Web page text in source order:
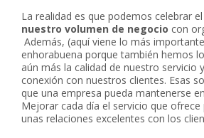
La realidad es que podemos celebrar el
nuestro volumen de negocio con
Además, (aquí viene lo más
enhorabuena porque también hemos
aún más la calidad de nuestro servicio
conexión con nuestros clientes. Esas
que una empresa pueda mantenerse
Mejorar cada día el servicio que ofrece
unas relaciones excelentes con los